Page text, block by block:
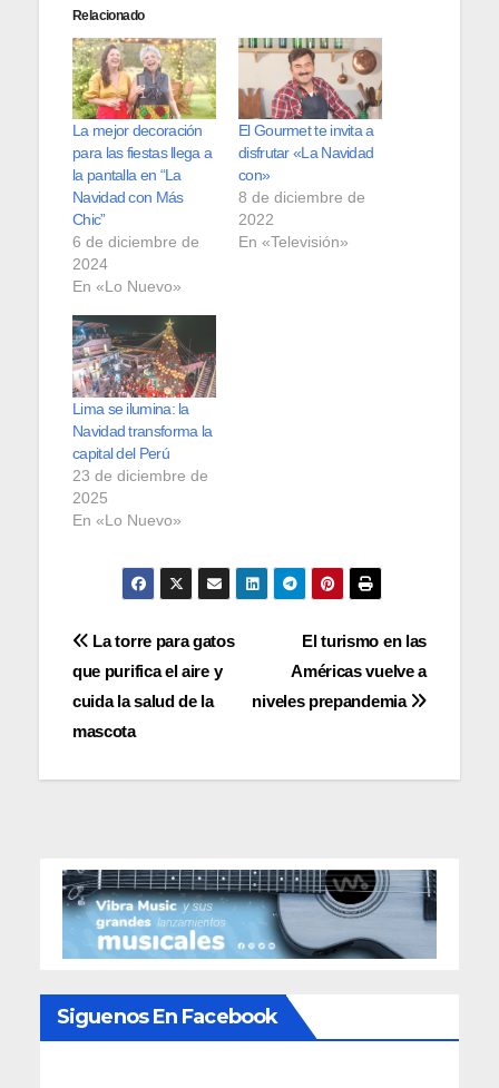
Relacionado
La mejor decoración
para las fiestas llega a
la pantalla en “La
Navidad con Más
Chic”
6 de diciembre de
2024
En «Lo Nuevo»
El Gourmet te invita a
disfrutar «La Navidad
con»
8 de diciembre de
2022
En «Televisión»
Lima se ilumina: la
Navidad transforma la
capital del Perú
23 de diciembre de
2025
En «Lo Nuevo»
Navegación
de
entradas
El turismo en las
Américas vuelve a
niveles prepandemia
La torre para gatos
que purifica el aire y
cuida la salud de la
mascota
Siguenos En Facebook